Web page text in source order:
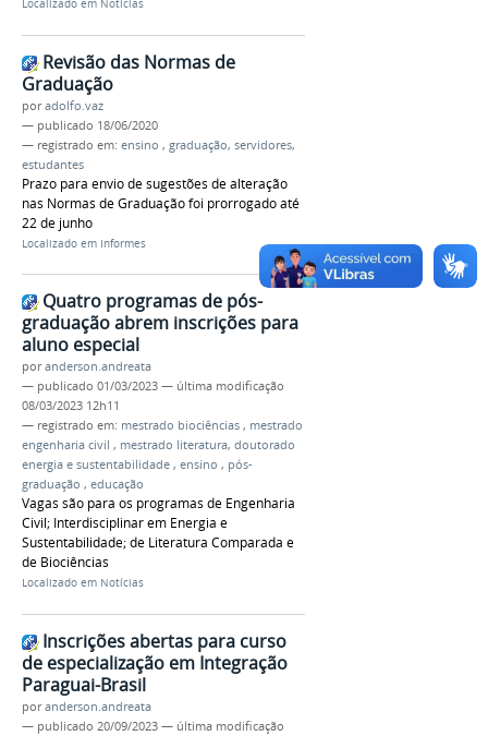
Localizado em Notícias
Revisão das Normas de
Graduação
poradolfo.vaz
— publicado 18/06/2020
— registrado em: ensino , graduação, servidores,
estudantes
Prazo para envio de sugestões de alteração
nas Normas de Graduação foi prorrogado até
22 de junho
Localizado em Informes
Quatro programas de pós-
graduação abrem inscrições para
aluno especial
poranderson.andreata
— publicado 01/03/2023 — última modificação
08/03/2023 12h11
— registrado em: mestrado biociências , mestrado
engenharia civil , mestrado literatura, doutorado
energia e sustentabilidade , ensino , pós-
graduação , educação
Vagas são para os programas de Engenharia
Civil; Interdisciplinar em Energia e
Sustentabilidade; de Literatura Comparada e
de Biociências
Localizado em Notícias
Inscrições abertas para curso
de especialização em Integração
Paraguai-Brasil
poranderson.andreata
— publicado 20/09/2023 — última modificação